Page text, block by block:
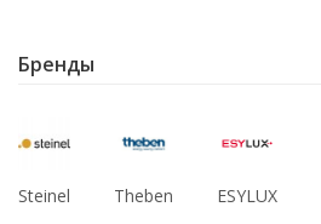
Бренды
Steinel Theben ESYLUX